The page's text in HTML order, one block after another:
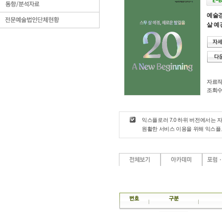
예술
살 예
자료
조회
익스플로러 7.0 하위 버전에서는
원활한 서비스 이용을 위해 익스